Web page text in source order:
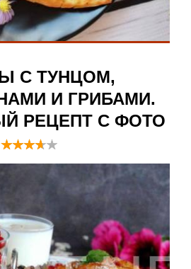
С ТУНЦОМ,
И ГРИБАМИ.
РЕЦЕПТ С ФОТО